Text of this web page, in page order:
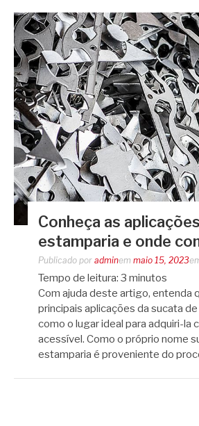
Conheça as
estamparia e onde
Publicado por adminem maio 15, 2023
Tempo de leitura: 3 minutos
Com ajuda deste artigo, entenda
principais aplicações da sucata
como o lugar ideal para adquiri-la
acessível. Como o próprio nome
estamparia é proveniente do